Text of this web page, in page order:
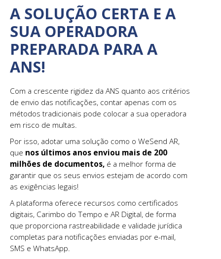
A SOLUÇÃO CERTA E A
SUA OPERADORA
PREPARADA PARA A
ANS!
Com a crescente rigidez da ANS quanto aos critérios
de envio das notificações, contar apenas com os
métodos tradicionais pode colocar a sua operadora
em risco de multas.
Por isso, adotar uma solução como o WeSend AR,
que nos últimos anos enviou mais de 200
milhões de documentos, é a melhor forma de
garantir que os seus envios estejam de acordo com
as exigências legais!
A plataforma oferece recursos como certificados
digitais, Carimbo do Tempo e AR Digital, de forma
que proporciona rastreabilidade e validade jurídica
completas para notificações enviadas por e-mail,
SMS e WhatsApp.